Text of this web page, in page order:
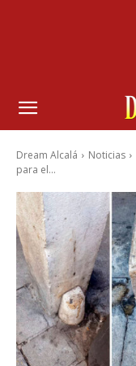
Dream Alcalá Noticias
para el...